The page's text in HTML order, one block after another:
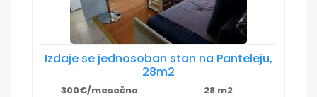
Izdaje se jednosoban stan na Panteleju,
28m2
300€/mesečno 28 m2